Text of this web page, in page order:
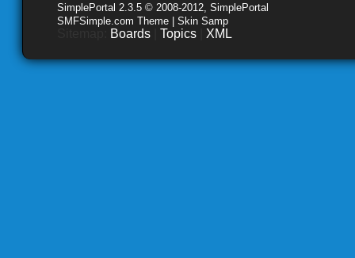
SimplePortal 2.3.5 © 2008-2012, SimplePortal
SMFSimple.com Theme | Skin Samp
Boards Topics XML